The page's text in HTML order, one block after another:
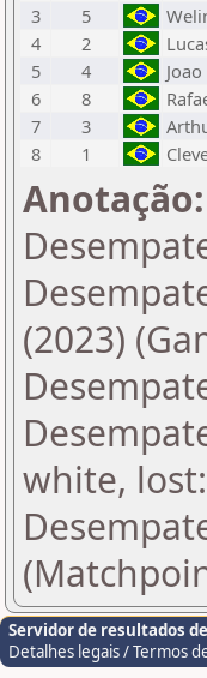
3
5
4
2
5
4
6
8
7
3
8
1
Anotação:
(2023)
white,
Servidor de resultados
Detalhes legais / Termos